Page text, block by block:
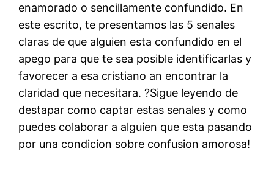
enamorado o sencillamente confundido. En
este escrito, te presentamos las 5 senales
claras de que alguien esta confundido en el
apego para que te sea posible identificarlas y
favorecer a esa cristiano an encontrar la
claridad que necesitara. ?Sigue leyendo de
destapar como captar estas senales y como
puedes colaborar a alguien que esta pasando
por una condicion sobre confusion amorosa!